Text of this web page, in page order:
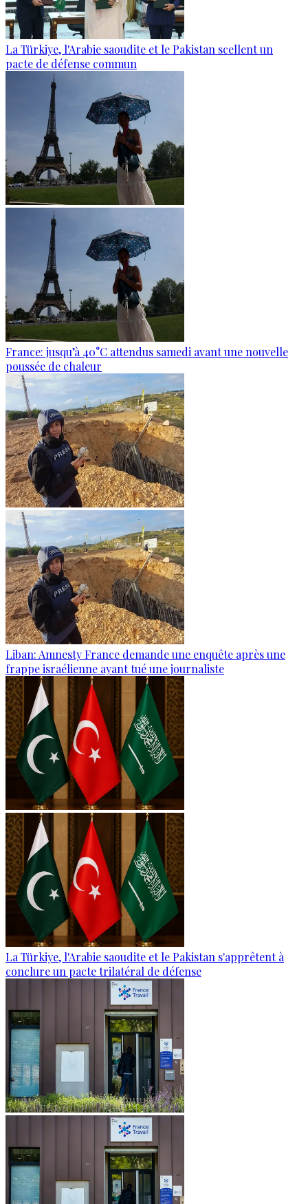
La Türkiye, l'Arabie saoudite et le Pakistan scellent un
pacte de défense commun
France: jusqu’à 40°C attendus samedi avant une nouvelle
poussée de chaleur
Liban: Amnesty France demande une enquête après une
frappe israélienne ayant tué une journaliste
La Türkiye, l'Arabie saoudite et le Pakistan s'apprêtent à
conclure un pacte trilatéral de défense